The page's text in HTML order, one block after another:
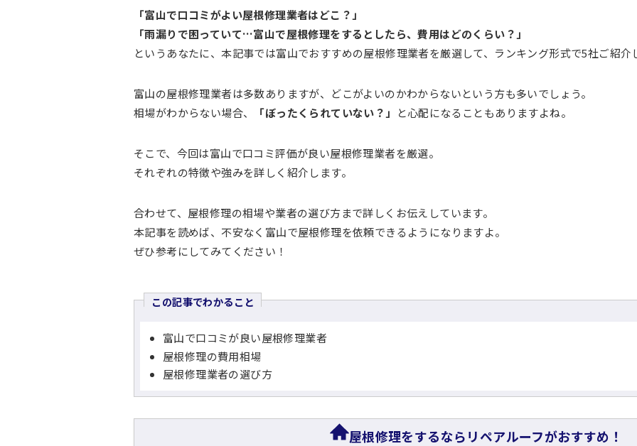
「富山で口コミがよい屋根修理業者はどこ？」
「雨漏りで困っていて…富山で屋根修理をするとしたら、費用はどのくらい？」
というあなたに、本記事では富山でおすすめの屋根修理業者を厳選して、ランキング形式で5社ご紹介
富山の屋根修理業者は多数ありますが、どこがよいのかわからないという方も多いでしょう。
相場がわからない場合、
「ぼったくられていない？」 と心配になることもありますよね。
そこで、今回は富山で口コミ評価が良い屋根修理業者を厳選。
それぞれの特徴や強みを詳しく紹介します。
合わせて、屋根修理の相場や業者の選び方まで詳しくお伝えしています。
本記事を読めば、不安なく富山で屋根修理を依頼できるようになりますよ。
ぜひ参考にしてみてください！
この記事でわかること
富山で口コミが良い屋根修理業者
屋根修理の費用相場
屋根修理業者の選び方
屋根修理をするならリペアルーフがおすすめ！